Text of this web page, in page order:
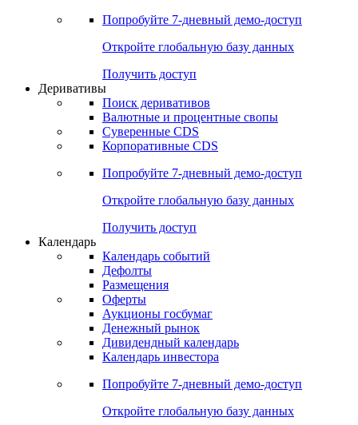
Попробуйте 7-дневный демо-доступ
Откройте глобальную базу данных
Получить доступ
Деривативы
Поиск деривативов
Валютные и процентные свопы
Суверенные CDS
Корпоративные CDS
Попробуйте 7-дневный демо-доступ
Откройте глобальную базу данных
Получить доступ
Календарь
Календарь событий
Дефолты
Размещения
Оферты
Аукционы госбумаг
Денежный рынок
Дивидендный календарь
Календарь инвестора
Попробуйте 7-дневный демо-доступ
Откройте глобальную базу данных